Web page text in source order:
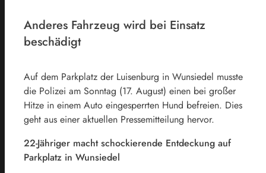
Anderes Fahrzeug wird bei Einsatz
beschädigt
Auf dem Parkplatz der Luisenburg in Wunsiedel musste
die Polizei am Sonntag (17. August) einen bei großer
Hitze in einem Auto eingesperrten Hund befreien. Dies
geht aus einer aktuellen Pressemitteilung hervor.
22-Jähriger macht schockierende Entdeckung auf
Parkplatz in Wunsiedel